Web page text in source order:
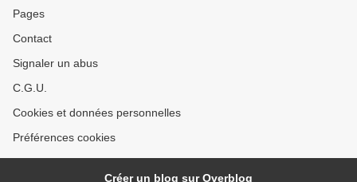
Pages
Contact
Signaler un abus
C.G.U.
Cookies et données personnelles
Préférences cookies
Créer un blog sur Overblog